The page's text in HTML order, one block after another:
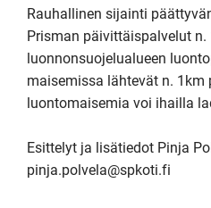
Rauhallinen sijainti
Prisman päivittäispalvelut n.
luonnonsuojelualueen
maisemissa lähtevät n. 1km
luontomaisemia voi ihailla
Esittelyt ja lisätiedot Pinja
pinja.polvela@spkoti.fi